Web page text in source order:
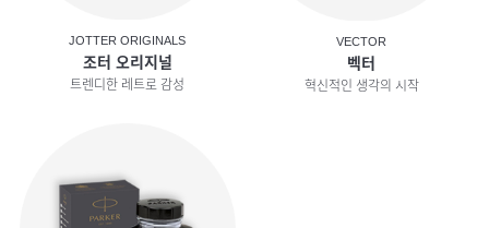
JOTTER ORIGINALS
조터 오리지널
트렌디한 레트로 감성
VECTOR
벡터
혁신적인 생각의 시작